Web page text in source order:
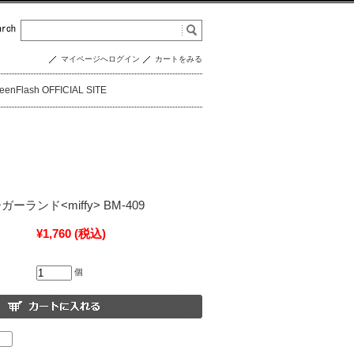
マイページへログイン カートをみる
OFFICIAL SITE
ーランド<miffy> BM-409
¥1,760 (税込)
個